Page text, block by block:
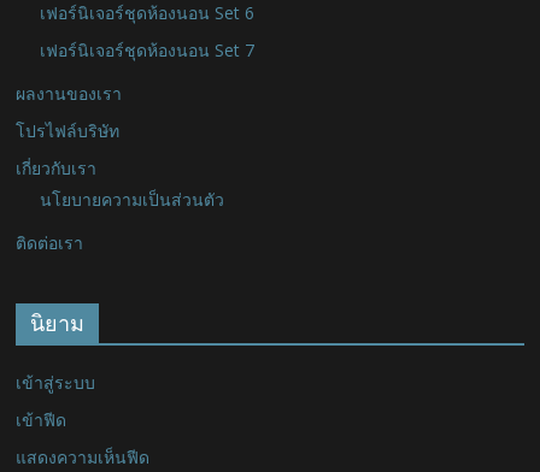
เฟอร์นิเจอร์ชุดห้องนอน Set 6
เฟอร์นิเจอร์ชุดห้องนอน Set 7
ผลงานของเรา
โปรไฟล์บริษัท
เกี่ยวกับเรา
นโยบายความเป็นส่วนตัว
ติดต่อเรา
นิยาม
เข้าสู่ระบบ
เข้าฟีด
แสดงความเห็นฟีด